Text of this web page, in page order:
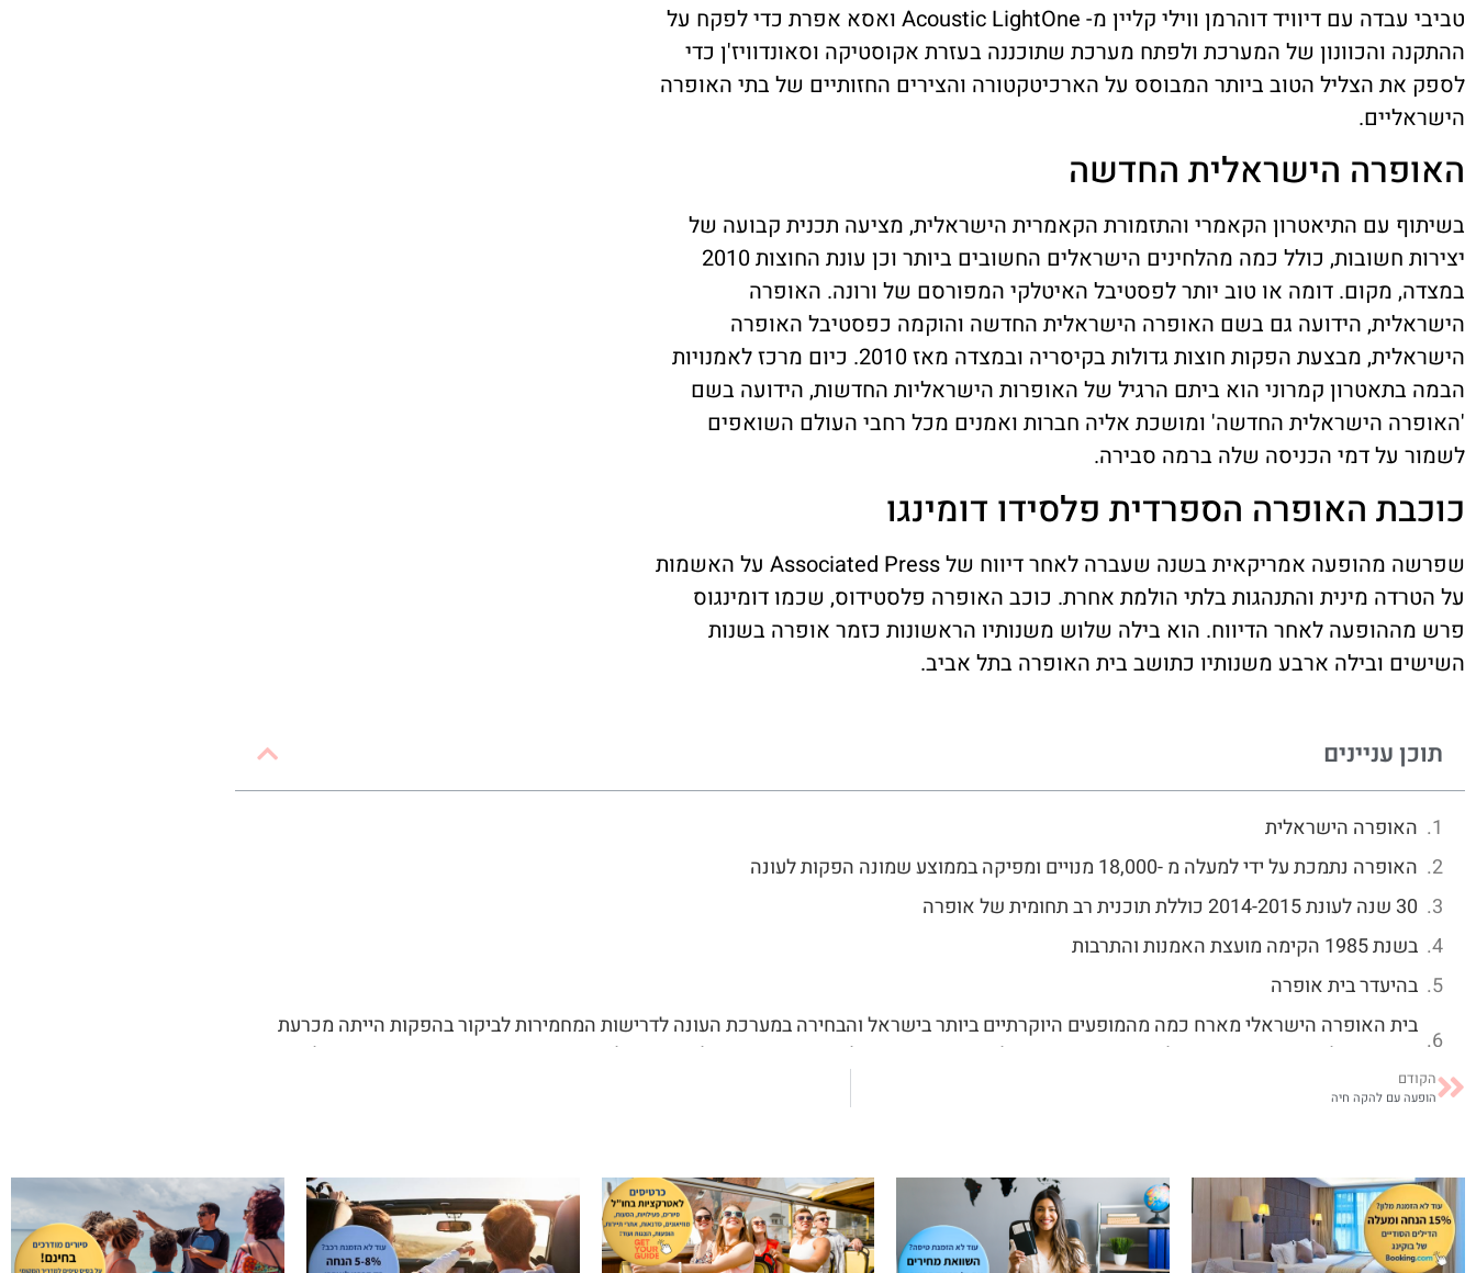
טביבי עבדה עם דיוויד דוהרמן ווילי קליין מ- Acoustic LightOne ואסא אפרת כדי לפקח על
ההתקנה והכוונון של המערכת ולפתח מערכת שתוכננה בעזרת אקוסטיקה וסאונדוויז'ן כדי
לספק את הצליל הטוב ביותר המבוסס על הארכיטקטורה והצירים החזותיים של בתי האופרה
הישראליים.
האופרה הישראלית החדשה
בשיתוף עם התיאטרון הקאמרי והתזמורת הקאמרית הישראלית, מציעה תכנית קבועה של
יצירות חשובות, כולל כמה מהלחינים הישראלים החשובים ביותר וכן עונת החוצות 2010
במצדה, מקום. דומה או טוב יותר לפסטיבל האיטלקי המפורסם של ורונה. האופרה
הישראלית, הידועה גם בשם האופרה הישראלית החדשה והוקמה כפסטיבל האופרה
הישראלית, מבצעת הפקות חוצות גדולות בקיסריה ובמצדה מאז 2010. כיום מרכז לאמנויות
הבמה בתאטרון קמרוני הוא ביתם הרגיל של האופרות הישראליות החדשות, הידועה בשם
'האופרה הישראלית החדשה' ומושכת אליה חברות ואמנים מכל רחבי העולם השואפים
לשמור על דמי הכניסה שלה ברמה סבירה.
כוכבת האופרה הספרדית פלסידו דומינגו
שפרשה מהופעה אמריקאית בשנה שעברה לאחר דיווח של Associated Press על האשמות
על הטרדה מינית והתנהגות בלתי הולמת אחרת. כוכב האופרה פלסטידוס, שכמו דומינגוס
פרש מההופעה לאחר הדיווח. הוא בילה שלוש משנותיו הראשונות כזמר אופרה בשנות
השישים ובילה ארבע משנותיו כתושב בית האופרה בתל אביב.
תוכן עניינים
האופרה הישראלית
האופרה נתמכת על ידי למעלה מ -18,000 מנויים ומפיקה בממוצע שמונה הפקות לעונה
30 שנה לעונת 2014-2015 כוללת תוכנית רב תחומית של אופרה
בשנת 1985 הקימה מועצת האמנות והתרבות
בהיעדר בית אופרה
בית האופרה הישראלי מארח כמה מהמופעים היוקרתיים ביותר בישראל והבחירה במערכת העונה לדרישות המחמירות לביקור בהפקות הייתה מכרעת
והוזכרה על ידי היועץ האודיו-קולי עטור הפרסים הראל טביבי שעבד עם כל התיאטראות הגדולים בישראל וידוע במומחיותו ובגישה המקצועית שלו
האופרה הישראלית החדשה
אהבת את: האופרה הישראלית? אפשר לשתף!
אולי יעניין אותך גם
הקודם
הופעה עם להקה חיה